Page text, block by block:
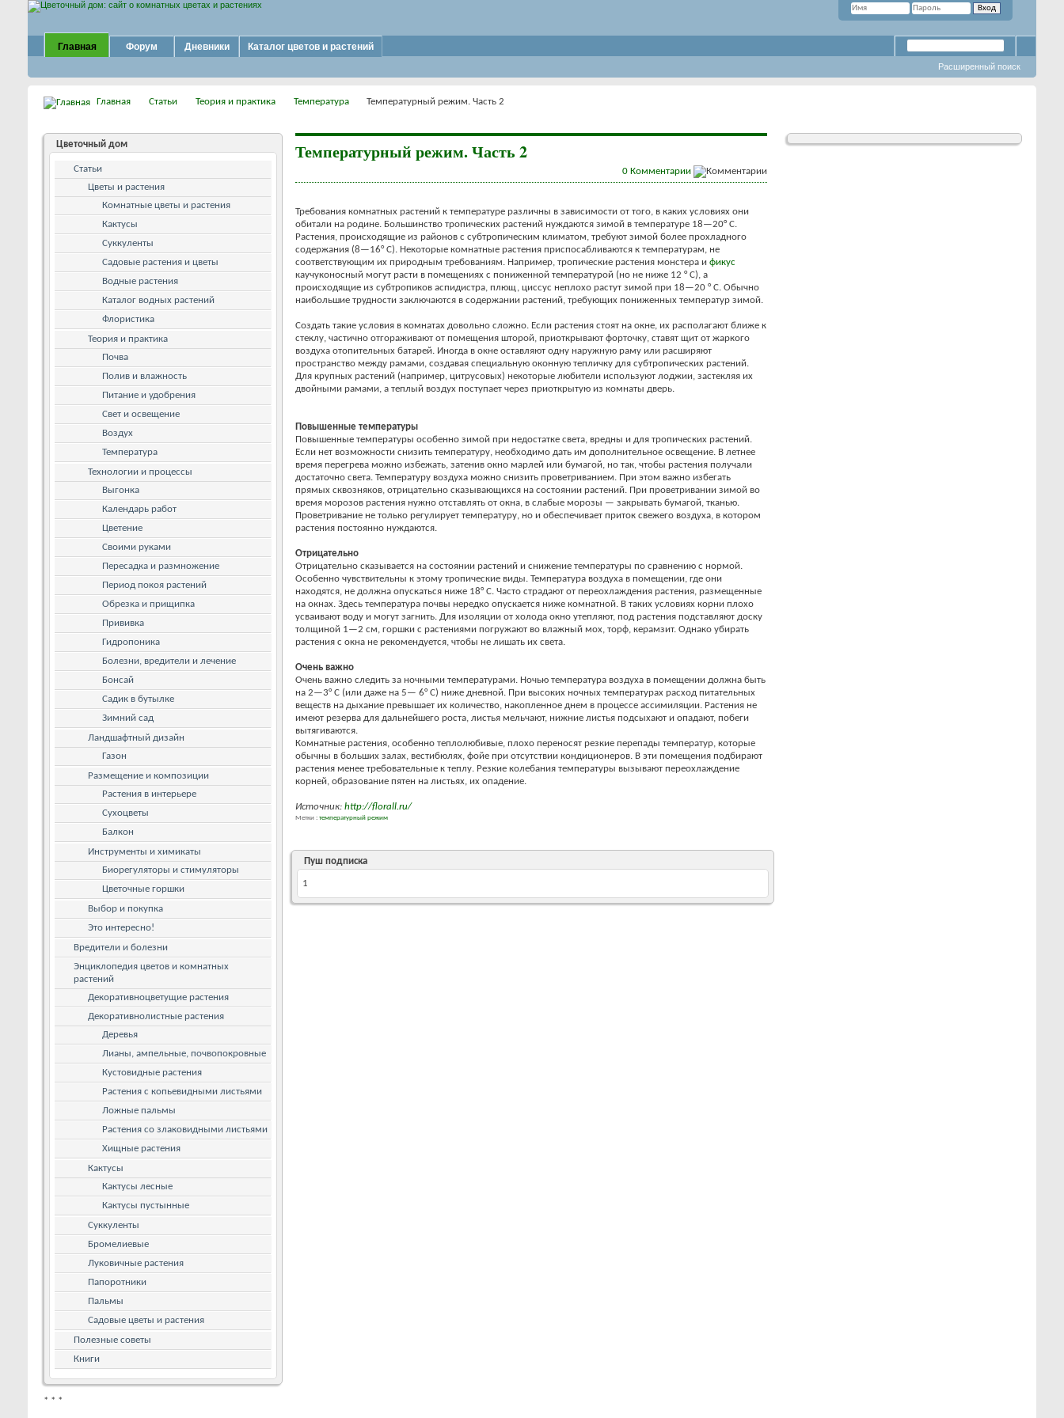
Главная Форум Дневники Каталог цветов и растений
Расширенный поиск
Главная Статьи Теория и практика Температура Температурный режим. Часть 2
Температурный режим. Часть 2
0 Комментарии
Требования комнатных растений к температуре различны в зависимости от того, в каких условиях они
обитали на родине. Большинство тропических растений нуждаются зимой в температуре 18—20° С.
Растения, происходящие из районов с субтропическим климатом, требуют зимой более прохладного
содержания (8—16° С). Некоторые комнатные растения приспосабливаются к температурам, не
соответствующим их природным требованиям. Например, тропические растения монстера и фикус
каучуконосный могут расти в помещениях с пониженной температурой (но не ниже 12 ° С), а
происходящие из субтропиков аспидистра, плющ, циссус неплохо растут зимой при 18—20 ° С. Обычно
наибольшие трудности заключаются в содержании растений, требующих пониженных температур зимой.
Создать такие условия в комнатах довольно сложно. Если растения стоят на окне, их располагают ближе к
стеклу, частично отгораживают от помещения шторой, приоткрывают форточку, ставят щит от жаркого
воздуха отопительных батарей. Иногда в окне оставляют одну наружную раму или расширяют
пространство между рамами, создавая специальную оконную тепличку для субтропических растений.
Для крупных растений (например, цитрусовых) некоторые любители используют лоджии, застекляя их
двойными рамами, а теплый воздух поступает через приоткрытую из комнаты дверь.
Повышенные температуры
Повышенные температуры особенно зимой при недостатке света, вредны и для тропических растений.
Если нет возможности снизить температуру, необходимо дать им дополнительное освещение. В летнее
время перегрева можно избежать, затенив окно марлей или бумагой, но так, чтобы растения получали
достаточно света. Температуру воздуха можно снизить проветриванием. При этом важно избегать
прямых сквозняков, отрицательно сказывающихся на состоянии растений. При проветривании зимой во
время морозов растения нужно отставлять от окна, в слабые морозы — закрывать бумагой, тканью.
Проветривание не только регулирует температуру, но и обеспечивает приток свежего воздуха, в котором
растения постоянно нуждаются.
Отрицательно
Отрицательно сказывается на состоянии растений и снижение температуры по сравнению с нормой.
Особенно чувствительны к этому тропические виды. Температура воздуха в помещении, где они
находятся, не должна опускаться ниже 18° С. Часто страдают от переохлаждения растения, размещенные
на окнах. Здесь температура почвы нередко опускается ниже комнатной. В таких условиях корни плохо
усваивают воду и могут загнить. Для изоляции от холода окно утепляют, под растения подставляют доску
толщиной 1—2 см, горшки с растениями погружают во влажный мох, торф, керамзит. Однако убирать
растения с окна не рекомендуется, чтобы не лишать их света.
Очень важно
Очень важно следить за ночными температурами. Ночью температура воздуха в помещении должна быть
на 2—3° С (или даже на 5— 6° С) ниже дневной. При высоких ночных температурах расход питательных
веществ на дыхание превышает их количество, накопленное днем в процессе ассимиляции. Растения не
имеют резерва для дальнейшего роста, листья мельчают, нижние листья подсыхают и опадают, побеги
вытягиваются.
Комнатные растения, особенно теплолюбивые, плохо переносят резкие перепады температур, которые
обычны в больших залах, вестибюлях, фойе при отсутствии кондиционеров. В эти помещения подбирают
растения менее требовательные к теплу. Резкие колебания температуры вызывают переохлаждение
корней, образование пятен на листьях, их опадение.
Источник: http://florall.ru/
Метки : температурный режим
Пуш подписка
1
Цветочный дом
Статьи
Цветы и растения
Комнатные цветы и растения
Кактусы
Суккуленты
Садовые растения и цветы
Водные растения
Каталог водных растений
Флористика
Теория и практика
Почва
Полив и влажность
Питание и удобрения
Свет и освещение
Воздух
Температура
Технологии и процессы
Выгонка
Календарь работ
Цветение
Своими руками
Пересадка и размножение
Период покоя растений
Обрезка и прищипка
Прививка
Гидропоника
Болезни, вредители и лечение
Бонсай
Садик в бутылке
Зимний сад
Ландшафтный дизайн
Газон
Размещение и композиции
Растения в интерьере
Сухоцветы
Балкон
Инструменты и химикаты
Биорегуляторы и стимуляторы
Цветочные горшки
Выбор и покупка
Это интересно!
Вредители и болезни
Энциклопедия цветов и комнатных
растений
Декоративноцветущие растения
Декоративнолистные растения
Деревья
Лианы, ампельные, почвопокровные
Кустовидные растения
Растения с копьевидными листьями
Ложные пальмы
Растения со злаковидными листьями
Хищные растения
Кактусы
Кактусы лесные
Кактусы пустынные
Суккуленты
Бромелиевые
Луковичные растения
Папоротники
Пальмы
Садовые цветы и растения
Полезные советы
Книги
* * *